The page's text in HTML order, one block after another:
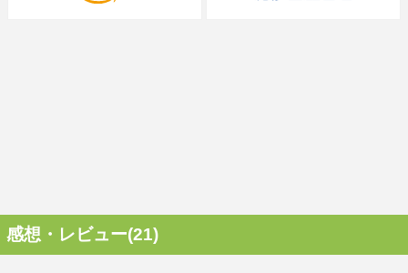
感想・レビュー(21)